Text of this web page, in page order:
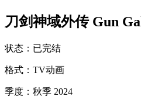
刀剑神域外传 Gun
状态 ： 已完结
格式 ： TV动画
季度 ： 秋季 2024